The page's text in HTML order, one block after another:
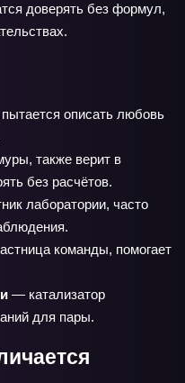
доверять без формул,
описать любовь
также верит в
без расчётов.
лаборатории, часто
команды, помогает
— катализатор
для пары.